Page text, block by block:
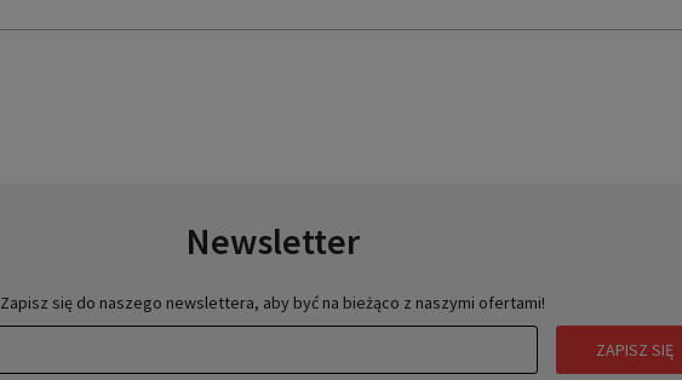
Newsletter
Zapisz się do naszego newslettera, aby być na bieżąco z naszymi ofertami!
ZAPISZ SIĘ